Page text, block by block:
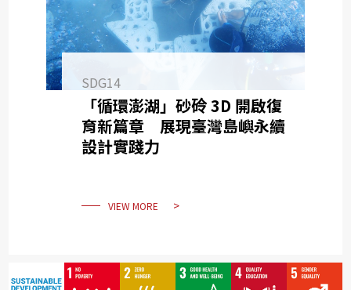
SDG14
「循環澎湖」砂砱 3D 開啟復
育新篇章 展現臺灣島嶼永續
設計實踐力
VIEW MORE